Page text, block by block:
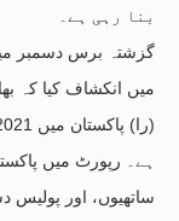
بنا رہی ہے۔
گزشتہ برس دسمبر
میں انکشاف کیا کہ
ہے۔ رپورٹ میں
ساتھیوں، اور پولیس